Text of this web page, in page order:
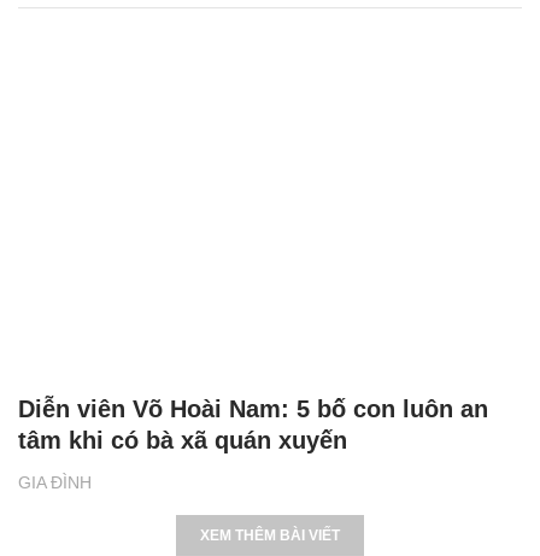
GIA ĐÌNH
Diễn viên Võ Hoài Nam: 5 bố con luôn an
tâm khi có bà xã quán xuyến
XEM THÊM BÀI VIẾT